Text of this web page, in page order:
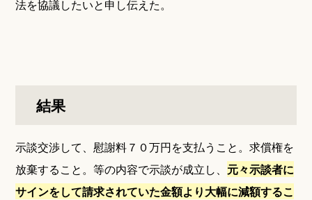
法を協議したいと申し伝えた。
結果
示談交渉して、慰謝料７０万円を支払うこと。求償権を
放棄すること。等の内容で示談が成立し、 元々示談者に
サインをして請求されていた金額より大幅に減額するこ